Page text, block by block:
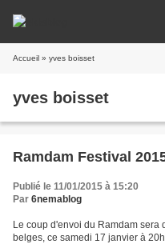
Accueil » yves boisset
yves boisset
Ramdam Festival
Publié le 11/01/2015 à 15:20
Par 6nemablog
Le coup d'envoi du Ramdam sera
belges, ce samedi 17 janvier à